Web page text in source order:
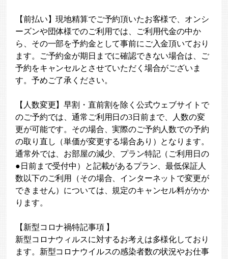
【前払い】現地精算でご予約頂いたお客様で、オンシ
ーズンや団体様でのご利用では、ご利用代金の中か
ら、その一部を予約金として事前にご入金頂いており
ます。ご予約金が期日までに確認できない場合は、ご
予約をキャンセルとさせていただく場合がございま
す。予めご了承ください。
【人数変更】早割・直前割を除く公式ウェブサイトで
のご予約では、通常ご利用日の3日前まで、人数の変
更が可能です。その場合、実際のご予約人数での予約
の取り直し（単価が変更する場合あり）となります。
通常外では、お部屋の減少、プラン特記（ご利用日の
●日前まで受付中）と記載があるプラン、最低保証人
数以下のご利用（その場合、インターネットで変更が
できません）については、規定のキャンセル料がかか
ります。
【新型コロナ禍特記事項 】
新型コロナウィルスに対するお考えは多様化しており
ます。新型コロナウイルスの感染者数の状況やお仕事